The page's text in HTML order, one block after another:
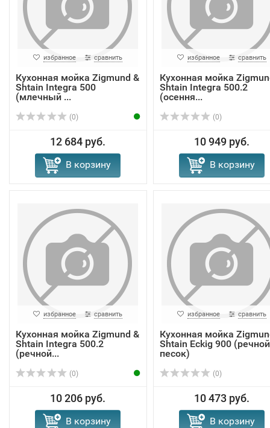
избранное сравнить
Кухонная мойка Zigmund &
Shtain Integra 500
(млечный ...
(0)
12 684 руб.
В корзину
избранное сравнить
Кухонная мойка
Shtain Integra 500.2
(осення...
(0)
10 949 руб.
В корзину
избранное сравнить
Кухонная мойка Zigmund &
Shtain Integra 500.2
(речной...
(0)
10 206 руб.
В корзину
избранное сравнить
Кухонная мойка
Shtain Eckig 900 (речной
песок)
(0)
10 473 руб.
В корзину